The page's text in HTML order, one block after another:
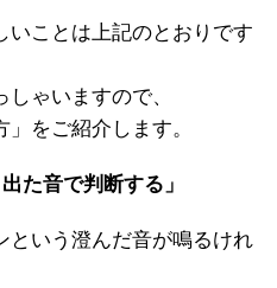
いことは上記のとおりです
ゃいますので、
」をご紹介します。
た音で判断する」
という澄んだ音が鳴るけれ